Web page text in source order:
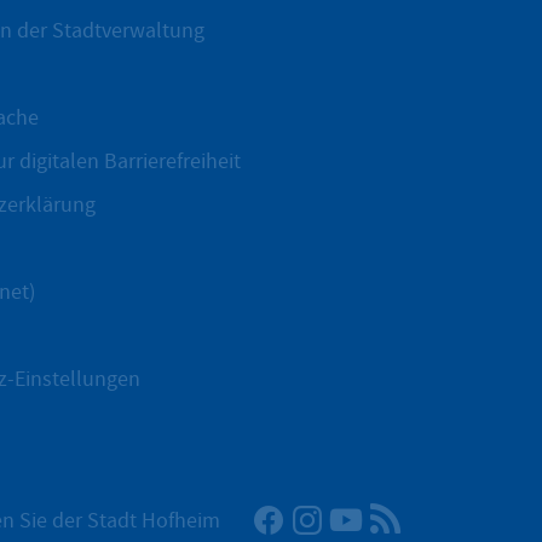
der Stadtverwaltung
digitalen Barrierefreiheit
Einstellungen
Sie der Stadt Hofheim Facebook
Instagram
YouTube